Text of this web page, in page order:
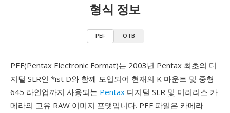
형식 정보
PEF OTB
PEF(Pentax Electronic Format)는 2003년 Pentax 최초의 디
지털 SLR인 *ist D와 함께 도입되어 현재의 K 마운트 및 중형
645 라인업까지 사용되는 Pentax 디지털 SLR 및 미러리스 카
메라의 고유 RAW 이미지 포맷입니다. PEF 파일은 카메라